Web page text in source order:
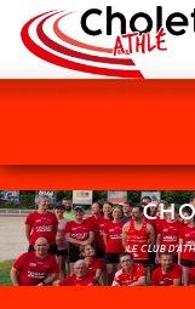
LE CLUB
Panneau de gestion